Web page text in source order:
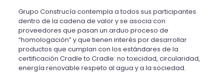
Grupo Construcía contempla a todos sus participantes
dentro de la cadena de valor y se asocia con
proveedores que pasan un arduo proceso de
“homologación” y que tienen interés por desarrollar
productos que cumplan con los estándares de la
certificación Cradle to Cradle: no toxicidad, circularidad,
energía renovable respeto al agua y a la sociedad.